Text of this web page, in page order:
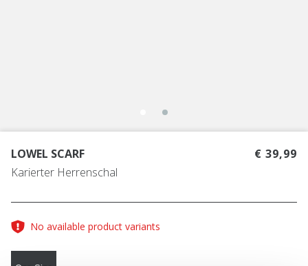
LOWEL SCARF
Karierter Herrenschal
€ 39,99
No available product variants